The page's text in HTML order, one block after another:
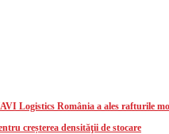
Logistics România a ales rafturile
creșterea densităţii de stocare